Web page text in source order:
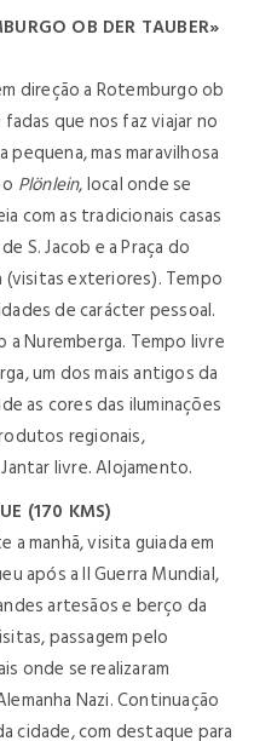
OB DER TAUBER»
direção a Rotemburgo ob
que nos faz viajar no
mas maravilhosa
Plönlein, local onde se
com as tradicionais casas
S. Jacob e a Praça do
(visitas exteriores). Tempo
de carácter pessoal.
a Nuremberga. Tempo livre
um dos mais antigos da
as cores das iluminações
regionais,
livre. Alojamento.
(170 KMS)
manhã, visita guiada em
após a II Guerra Mundial,
artesãos e berço da
passagem pelo
onde se realizaram
Nazi. Continuação
cidade, com destaque para